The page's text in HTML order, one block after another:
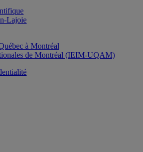
Lajoie
à Montréal
de Montréal (IEIM-UQAM)